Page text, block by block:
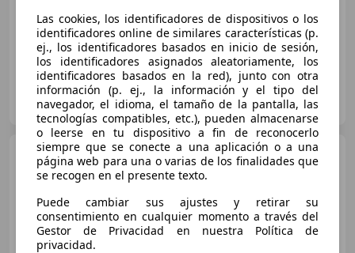
01/2016 99.990 km Gasolina 103 kW (140 CV)
FRANCISCO JOSE ALVAREZ RIVADENEIRA
ES-8028 BARCELONA
Opel Insignia 1.5 T XFL S&S
ecoT. Selective 140
€ 12.213 1
Las cookies, los identificadores de dispositivos o los
identificadores online de similares características (p.
ej., los identificadores basados en inicio de sesión,
los identificadores asignados aleatoriamente, los
identificadores basados en la red), junto con otra
información (p. ej., la información y el tipo del
navegador, el idioma, el tamaño de la pantalla, las
tecnologías compatibles, etc.), pueden almacenarse
o leerse en tu dispositivo a fin de reconocerlo
siempre que se conecte a una aplicación o a una
página web para una o varias de los finalidades que
se recogen en el presente texto.
Puede cambiar sus ajustes y retirar su
consentimiento en cualquier momento a través del
Gestor de Privacidad en nuestra Política de
privacidad.